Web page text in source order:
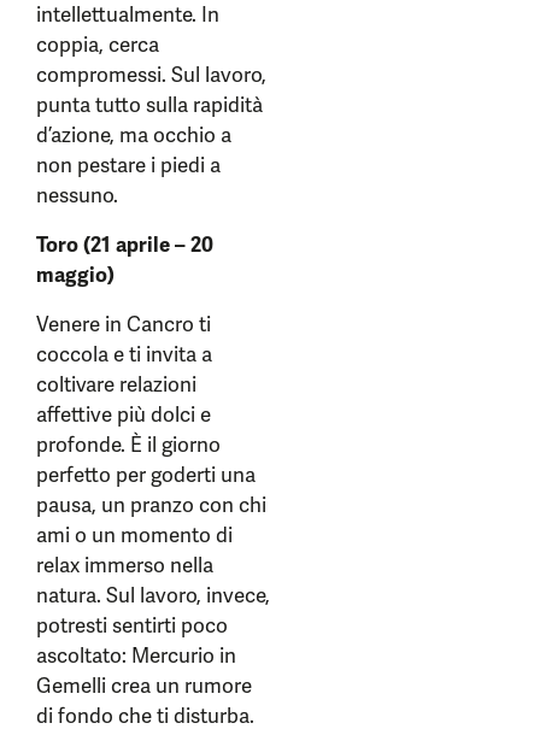
intellettualmente. In
coppia, cerca
compromessi. Sul lavoro,
punta tutto sulla rapidità
d’azione, ma occhio a
non pestare i piedi a
nessuno.
Toro (21 aprile – 20
maggio)
Venere in Cancro ti
coccola e ti invita a
coltivare relazioni
affettive più dolci e
profonde. È il giorno
perfetto per goderti una
pausa, un pranzo con chi
ami o un momento di
relax immerso nella
natura. Sul lavoro, invece,
potresti sentirti poco
ascoltato: Mercurio in
Gemelli crea un rumore
di fondo che ti disturba.